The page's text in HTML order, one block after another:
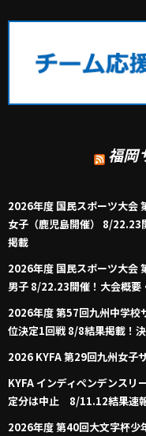
福岡
2026年度 国民スポーツ大会
女子（鹿児島開催） 8/22.23
掲載
2026年度 国民スポーツ大会
男子 8/22.23開催！大会概要
2026年度 第57回九州中学校
位決定1回戦 8/8結果掲載！
2026 KYFA 第29回九州女子
KYFA インディペンデンス
定分は中止 8/11.12結果速
2026年度 第40回大文字杯少